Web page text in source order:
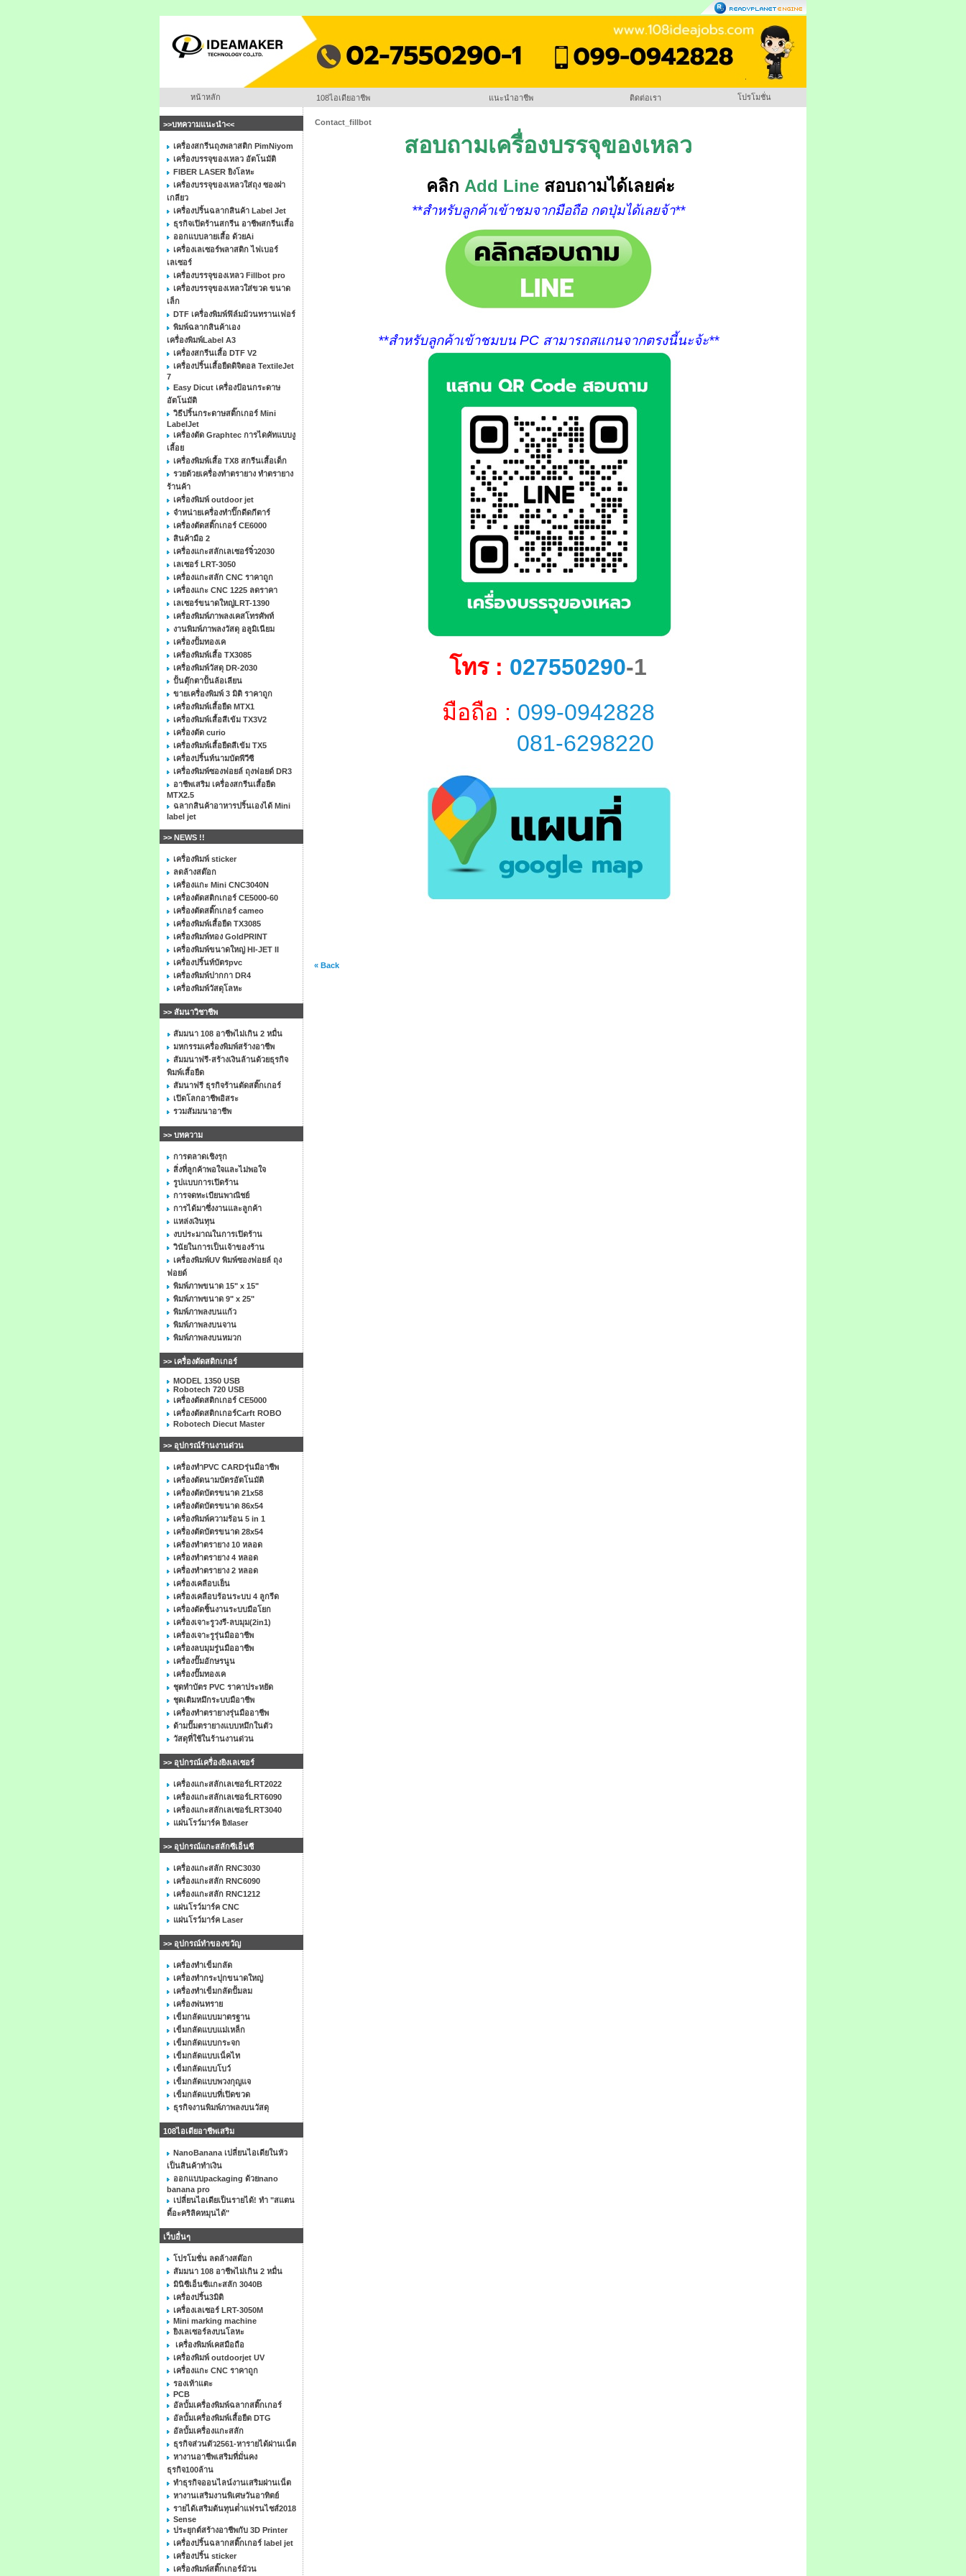
หน้าหลัก 108ไอเดียอาชีพ แนะนำอาชีพ ติดต่อเรา โปรโมชั่น
>>บทความแนะนำ<<
เครื่องสกรีนถุงพลาสติก PimNiyom
เครื่องบรรจุของเหลว อัตโนมัติ
FIBER LASER ยิงโลหะ
เครื่องบรรจุของเหลวใส่ถุง ซองฝา
เกลียว
เครื่องปริ้นฉลากสินค้า Label Jet
ธุรกิจเปิดร้านสกรีน อาชีพสกรีนเสื้อ
ออกแบบลายเสื้อ ด้วยAi
เครื่องเลเซอร์พลาสติก ไฟเบอร์
เลเซอร์
เครื่องบรรจุของเหลว Fillbot pro
เครื่องบรรจุของเหลวใส่ขวด ขนาด
เล็ก
DTF เครื่องพิมพ์ฟิล์มม้วนทรานเฟอร์
พิมพ์ฉลากสินค้าเอง
เครื่องพิมพ์Label A3
เครื่องสกรีนเสื้อ DTF V2
เครื่องปริ้นเสื้อยืดดิจิตอล TextileJet
7
Easy Dicut เครื่องป้อนกระดาษ
อัตโนมัติ
วิธีปริ้นกระดาษสติ๊กเกอร์ Mini
LabelJet
เครื่องตัด Graphtec การไดคัทแบบงู
เลื้อย
เครื่องพิมพ์เสื้อ TX8 สกรีนเสื้อเด็ก
รวยด้วยเครื่องทำตรายาง ทำตรายาง
ร้านค้า
เครื่องพิมพ์ outdoor jet
จำหน่ายเครื่องทำปิ๊กดีดกีตาร์
เครื่องตัดสติ๊กเกอร์ CE6000
สินค้ามือ 2
เครื่องแกะสลักเลเซอร์จิ๋ว2030
เลเซอร์ LRT-3050
เครื่องแกะสลัก CNC ราคาถูก
เครื่องแกะ CNC 1225 ลดราคา
เลเซอร์ขนาดใหญ่LRT-1390
เครื่องพิมพ์ภาพลงเคสโทรศัพท์
งานพิมพ์ภาพลงวัสดุ อลูมิเนียม
เครื่องปั้มทองเค
เครื่องพิมพ์เสื้อ TX3085
เครื่องพิมพ์วัสดุ DR-2030
ปั้นตุ๊กตาปั้นล้อเลียน
ขายเครื่องพิมพ์ 3 มิติ ราคาถูก
เครื่องพิมพ์เสื้อยืด MTX1
เครื่องพิมพ์เสื้อสีเข้ม TX3V2
เครื่องตัด curio
เครื่องพิมพ์เสื้อยืดสีเข้ม TX5
เครื่องปริ้นท์นามบัตพีวีซี
เครื่องพิมพ์ซองฟอยล์ ถุงฟอยด์ DR3
อาชีพเสริม เครื่องสกรีนเสื้อยืด
MTX2.5
ฉลากสินค้าอาหารปริ้นเองได้ Mini
label jet
>> NEWS !!
เครื่องพิมพ์ sticker
ลดล้างสต๊อก
เครื่องแกะ Mini CNC3040N
เครื่องตัดสติกเกอร์ CE5000-60
เครื่องตัดสติ๊กเกอร์ cameo
เครื่องพิมพ์เสื้อยืด TX3085
เครื่องพิมพ์ทอง GoldPRINT
เครื่องพิมพ์ขนาดใหญ่ HI-JET II
เครื่องปริ้นท์บัตรpvc
เครื่องพิมพ์ปากกา DR4
เครื่องพิมพ์วัสดุโลหะ
>> สัมนาวิชาชีพ
สัมมนา 108 อาชีพไม่เกิน 2 หมื่น
มหกรรมเครื่องพิมพ์สร้างอาชีพ
สัมมนาฟรี-สร้างเงินล้านด้วยธุรกิจ
พิมพ์เสื้อยืด
สัมนาฟรี ธุรกิจร้านตัดสติ๊กเกอร์
เปิดโลกอาชีพอิสระ
รวมสัมมนาอาชีพ
>> บทความ
การตลาดเชิงรุก
สิ่งที่ลูกค้าพอใจและไม่พอใจ
รูปแบบการเปิดร้าน
การจดทะเบียนพาณิชย์
การได้มาซึ่งงานและลูกค้า
แหล่งเงินทุน
งบประมาณในการเปิดร้าน
วินัยในการเป็นเจ้าของร้าน
เครื่องพิมพ์UV พิมพ์ซองฟอยล์ ถุง
ฟอยด์
พิมพ์ภาพขนาด 15" x 15"
พิมพ์ภาพขนาด 9" x 25"
พิมพ์ภาพลงบนแก้ว
พิมพ์ภาพลงบนจาน
พิมพ์ภาพลงบนหมวก
>> เครื่องตัดสติกเกอร์
MODEL 1350 USB
Robotech 720 USB
เครื่องตัดสติกเกอร์ CE5000
เครื่องตัดสติกเกอร์Carft ROBO
Robotech Diecut Master
>> อุปกรณ์ร้านงานด่วน
เครื่องทำPVC CARDรุ่นมือาชีพ
เครื่องตัดนามบัตรอัตโนมัติ
เครื่องตัดบัตรขนาด 21x58
เครื่องตัดบัตรขนาด 86x54
เครื่องพิมพ์ความร้อน 5 in 1
เครื่องตัดบัตรขนาด 28x54
เครื่องทำตรายาง 10 หลอด
เครื่องทำตรายาง 4 หลอด
เครื่องทำตรายาง 2 หลอด
เครื่องเคลือบเย็น
เครื่องเคลือบร้อนระบบ 4 ลูกรีด
เครื่องตัดชิ้นงานระบบมือโยก
เครื่องเจาะรูวงรี-ลบมุม(2in1)
เครื่องเจาะรูรุ่นมืออาชีพ
เครื่องลบมุมรู่นมืออาชีพ
เครื่องปั๊มอักษรนูน
เครื่องปั๊มทองเค
ชุดทำบัตร PVC ราคาประหยัด
ชุดเติมหมึกระบบมือาชีพ
เครื่องทำตรายางรุ่นมืออาชีพ
ด้ามปั๊มตรายางแบบหมึกในตัว
วัสดุที่ใช้ในร้านงานด่วน
>> อุปกรณ์เครื่องยิงเลเซอร์
เครื่องแกะสลักเลเซอร์LRT2022
เครื่องแกะสลักเลเซอร์LRT6090
เครื่องแกะสลักเลเซอร์LRT3040
แผ่นโรว์มาร์ค ยิงlaser
>> อุปกรณ์แกะสลักซีเอ็นซี
เครื่องแกะสลัก RNC3030
เครื่องแกะสลัก RNC6090
เครื่องแกะสลัก RNC1212
แผ่นโรว์มาร์ค CNC
แผ่นโรว์มาร์ค Laser
>> อุปกรณ์ทำของขวัญ
เครื่องทำเข็มกลัด
เครื่องทำกระปุกขนาดใหญ่
เครื่องทำเข็มกลัดปั้มลม
เครื่องพ่นทราย
เข็มกลัดแบบมาตรฐาน
เข็มกลัดแบบแม่เหล็ก
เข็มกลัดแบบกระจก
เข็มกลัดแบบเน็คไท
เข็มกลัดแบบโบว์
เข็มกลัดแบบพวงกุญแจ
เข็มกลัดแบบที่เปิดขวด
ธุรกิจงานพิมพ์ภาพลงบนวัสดุ
108ไอเดียอาชีพเสริม
NanoBanana เปลี่ยนไอเดียในหัว
เป็นสินค้าทำเงิน
ออกแบบpackaging ด้วยnano
banana pro
เปลี่ยนไอเดียเป็นรายได้! ทำ "สแตน
ดี้อะคริลิคหมุนได้"
เว็บอื่นๆ
โปรโมชั่น ลดล้างสต๊อก
สัมมนา 108 อาชีพไม่เกิน 2 หมื่น
มินิซีเอ็นซีแกะสลัก 3040B
เครื่องปริ้น3มิติ
เครื่องเลเซอร์ LRT-3050M
Mini marking machine
ยิงเลเซอร์ลงบนโลหะ
เครื่องพิมพ์เคสมือถือ
เครื่องพิมพ์ outdoorjet UV
เครื่องแกะ CNC ราคาถูก
รองเท้าแตะ
PCB
อัลบั้มเครื่องพิมพ์ฉลากสติ๊กเกอร์
อัลบั้มเครื่องพิมพ์เสื้อยืด DTG
อัลบั้มเครื่องแกะสลัก
ธุรกิจส่วนตัว2561-หารายได้ผ่านเน็ต
หางานอาชีพเสริมที่มั่นคง
ธุรกิจ100ล้าน
ทําธุรกิจออนไลน์งานเสริมผ่านเน็ต
หางานเสริมงานพิเศษวันอาทิตย์
รายได้เสริมต้นทุนต่ําแฟรนไชส์2018
Sense
ประยุกต์สร้างอาชีพกับ 3D Printer
เครื่องปริ้นฉลากสติ๊กเกอร์ label jet
เครื่องปริ้น sticker
เครื่องพิมพ์สติ๊กเกอร์ม้วน
Contact_fillbot
สอบถามเครื่องบรรจุของเหลว
คลิก Add Line สอบถามได้เลยค่ะ
**สำหรับลูกค้าเข้าชมจากมือถือ กดปุ่มได้เลยจ้า**
**สำหรับลูกค้าเข้าชมบน PC สามารถสแกนจากตรงนี้นะจ้ะ**
โทร : 027550290-1
มือถือ : 099-0942828
081-6298220
« Back